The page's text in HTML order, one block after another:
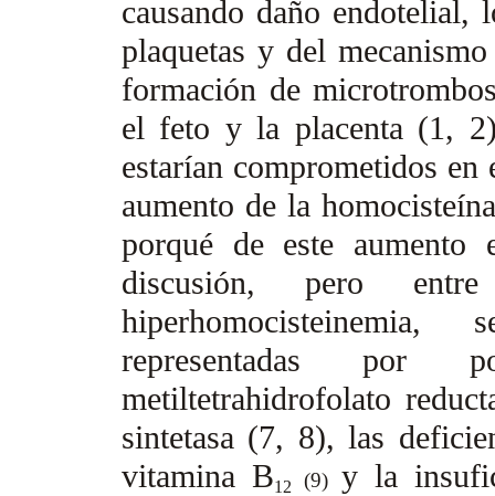
causando daño
plaquetas y del
formación de
el feto y la placenta (1,
estarían comprometidos en
aumento de la
porqué de este aumento
discusión, pero
representadas por
metiltetrahidrofolato
sintetasa (7, 8), las
vitamina B12 (9) y la